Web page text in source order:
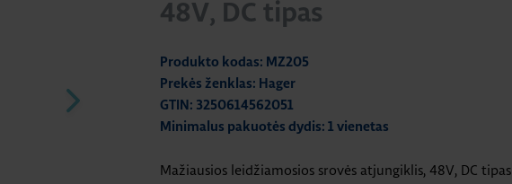
48V, DC tipas
Produkto kodas: MZ205
Prekės ženklas: Hager
GTIN: 3250614562051
Minimalus pakuotės dydis: 1 vienetas
Mažiausios leidžiamosios srovės atjungiklis, 48V, DC tipas